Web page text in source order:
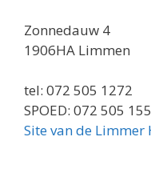
Zonnedauw 4
1906HA Limmen
tel: 072 505 1272
SPOED: 072 505
Site van de Limmer